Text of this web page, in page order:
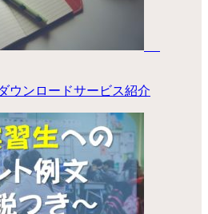
ウンロードサービス紹介